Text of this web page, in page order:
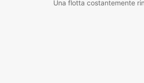
Una flotta costantemente